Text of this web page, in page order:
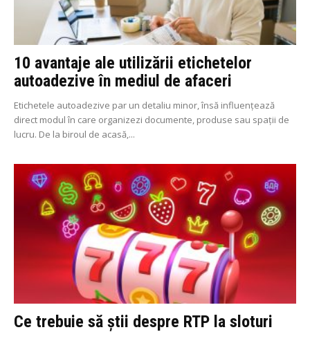
10 avantaje ale utilizării etichetelor
autoadezive în mediul de afaceri
Etichetele autoadezive par un detaliu minor, însă influențează
direct modul în care organizezi documente, produse sau spații de
lucru. De la biroul de acasă,...
Ce trebuie să știi despre RTP la sloturi